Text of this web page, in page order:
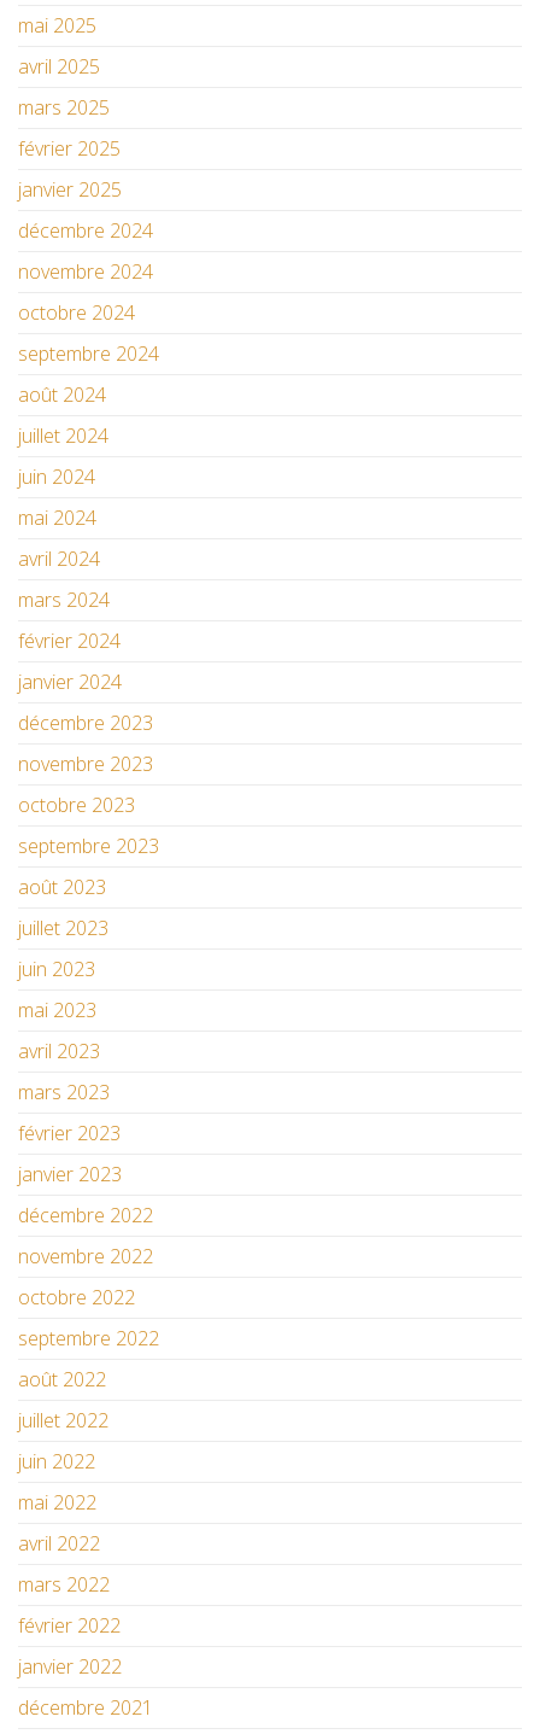
mai 2025
avril 2025
mars 2025
février 2025
janvier 2025
décembre 2024
novembre 2024
octobre 2024
septembre 2024
août 2024
juillet 2024
juin 2024
mai 2024
avril 2024
mars 2024
février 2024
janvier 2024
décembre 2023
novembre 2023
octobre 2023
septembre 2023
août 2023
juillet 2023
juin 2023
mai 2023
avril 2023
mars 2023
février 2023
janvier 2023
décembre 2022
novembre 2022
octobre 2022
septembre 2022
août 2022
juillet 2022
juin 2022
mai 2022
avril 2022
mars 2022
février 2022
janvier 2022
décembre 2021